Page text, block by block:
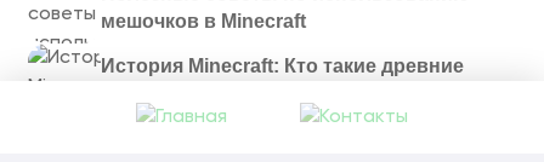
мешочков в Minecraft
История Minecraft: Кто такие древние